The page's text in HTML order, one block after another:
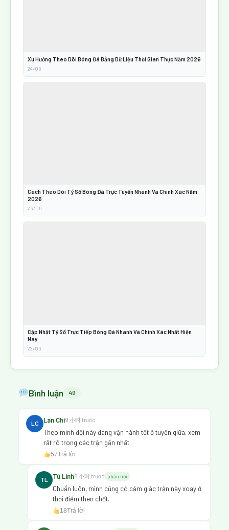
Xu Hướng Theo Dõi Bóng Đá Bằng Dữ Liệu Thời Gian Thực Năm 2026
24/06
Cách Theo Dõi Tỷ Số Bóng Đá Trực Tuyến Nhanh Và Chính Xác Năm
2026
23/06
Cập Nhật Tỷ Số Trực Tiếp Bóng Đá Nhanh Và Chính Xác Nhất Hiện
Nay
22/06
Bình luận 49
LC Lan Chi9 小时 trước
Theo mình đội này đang vận hành tốt ở tuyến giữa, xem
rất rõ trong các trận gần nhất.
57Trả lời
TL Tú Linh8 小时 trước phản hồi
Chuẩn luôn, mình cũng có cảm giác trận này xoay ở
thời điểm then chốt.
18Trả lời